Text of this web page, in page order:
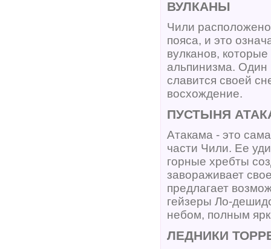
ВУЛКАНЫ
Чили
пояса, и это
вулканов,
альпинизма. Один
славится своей
восхождение.
ПУСТЫНЯ
Атакама - это
части Чили. Ее
горные хребты
завораживает
предлагает
гейзеры Ло-
небом, полным
ЛЕДНИКИ